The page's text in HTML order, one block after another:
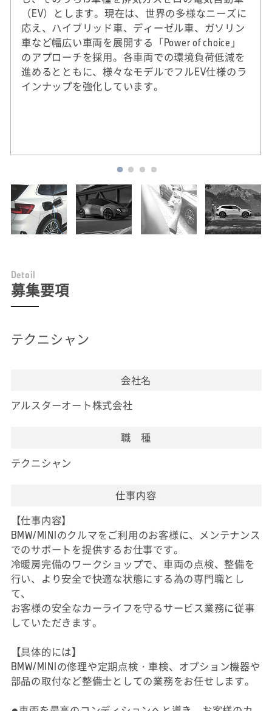
（EV）とします。現在は、世界の多様なニーズに
応え、ハイブリッド車、ディーゼル車、ガソリン
車など幅広い車両を展開する「Power of choice」
のアプローチを採用。各車両での環境負荷低減を
進めるとともに、様々なモデルでフルEV仕様のラ
インナップを強化しています。
Detail
募集要項
テクニシャン
会社名
アルスターオート株式会社
職 種
テクニシャン
仕事内容
【仕事内容】
BMW/MINIのクルマをご利用のお客様に、メンテナンス
でのサポートを提供するお仕事です。
冷暖房完備のワークショップで、車両の点検、整備を
行い、より安全で快適な状態にする為の専門職とし
て、
お客様の安全なカーライフを守るサービス業務に従事
していただきます。
【具体的には】
BMW/MINIの修理や定期点検・車検、オプション機器や
部品の取付など整備士としての業務をお任せします。